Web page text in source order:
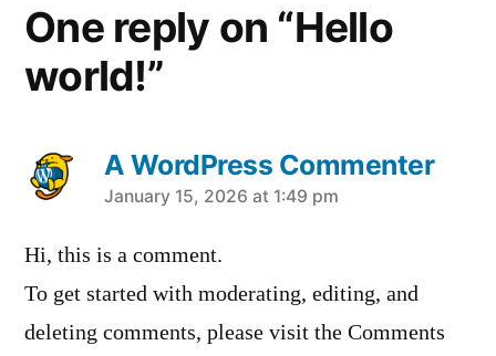
One reply on “Hello
world!”
A WordPress Commenter
says:
January 15, 2026 at 1:49 pm
Hi, this is a comment.
To get started with moderating, editing, and
deleting comments, please visit the Comments